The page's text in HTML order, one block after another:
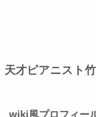
天才ピアニスト
wiki風プロフィー